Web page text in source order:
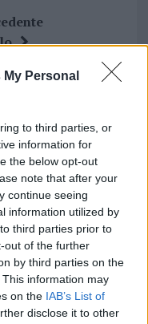
Personal
to third parties, or
information for
the below opt-out
note that after your
continue seeing
information utilized by
third parties prior to
out of the further
by third parties on the
This information may
on the IAB’s List of
disclose it to other
fiamme a La
d’à rena
weekend a Olbia e in
bella anche dal
fa